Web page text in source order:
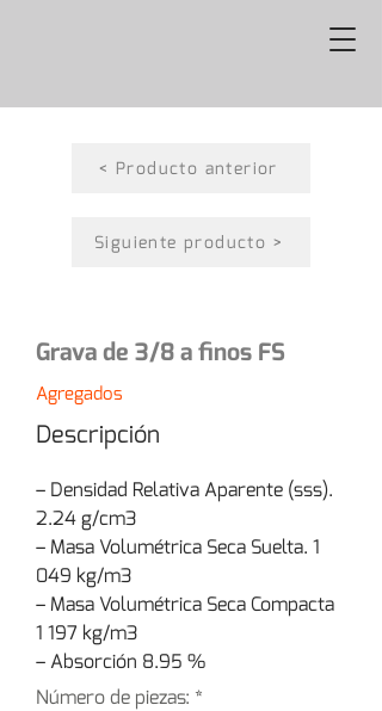
< Producto anterior
Siguiente producto >
Grava de 3/8 a finos FS
Agregados
Descripción
– Densidad Relativa Aparente (sss).
2.24 g/cm3
– Masa Volumétrica Seca Suelta. 1
049 kg/m3
– Masa Volumétrica Seca Compacta
1 197 kg/m3
– Absorción 8.95 %
Número de piezas: